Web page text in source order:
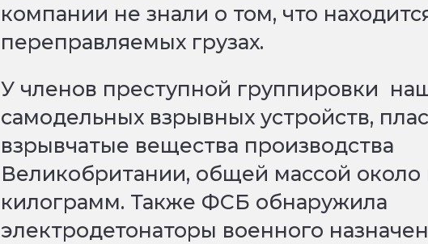
компании не знали о том, что
переправляемых грузах.
У членов преступной группировки
самодельных взрывных устройств,
взрывчатые вещества производства
Великобритании, общей массой около
килограмм. Также ФСБ обнаружила
электродетонаторы военного